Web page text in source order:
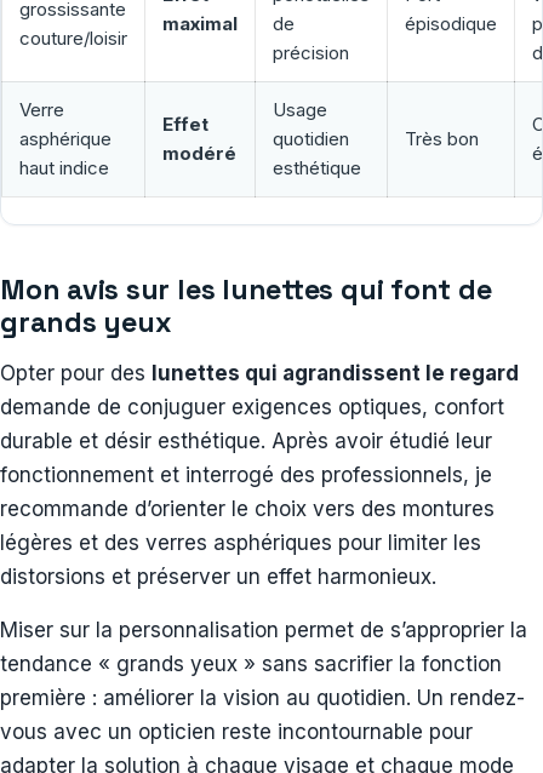
grossissante
couture/loisir
maximal
de
précision
épisodique
Verre
asphérique
haut indice
Effet
modéré
Usage
quotidien
esthétique
Très bon
Mon avis sur les lunettes qui font de
grands yeux
Opter pour des lunettes qui agrandissent le regard
demande de conjuguer exigences optiques, confort
durable et désir esthétique. Après avoir étudié leur
fonctionnement et interrogé des professionnels, je
recommande d’orienter le choix vers des montures
légères et des verres asphériques pour limiter les
distorsions et préserver un effet harmonieux.
Miser sur la personnalisation permet de s’approprier la
tendance « grands yeux » sans sacrifier la fonction
première : améliorer la vision au quotidien. Un rendez-
vous avec un opticien reste incontournable pour
adapter la solution à chaque visage et chaque mode